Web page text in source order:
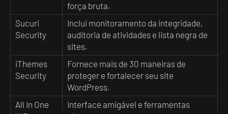
força bruta.
Sucuri
Security
Inclui monitoramento da integridade,
auditoria de atividades e lista negra de
sites.
iThemes
Security
Fornece mais de 30 maneiras de
proteger e fortalecer seu site
WordPress.
All In One
Interface amigável e ferramentas